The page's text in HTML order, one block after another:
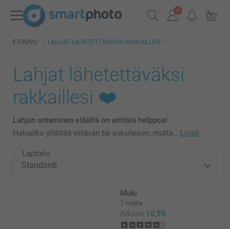
ETUSIVU LAHJAT LÄHETETTÄVÄKSI RAKKAILLESI
Lahjat lähetettäväksi
rakkaillesi ❤️
Lahjan antaminen etäältä on erittäin helppoa!
Haluatko yllättää ystävän tai sukulaisen, mutta… Lisää
Lajittelu
Muki
7 mallia
Alkaen 10,95